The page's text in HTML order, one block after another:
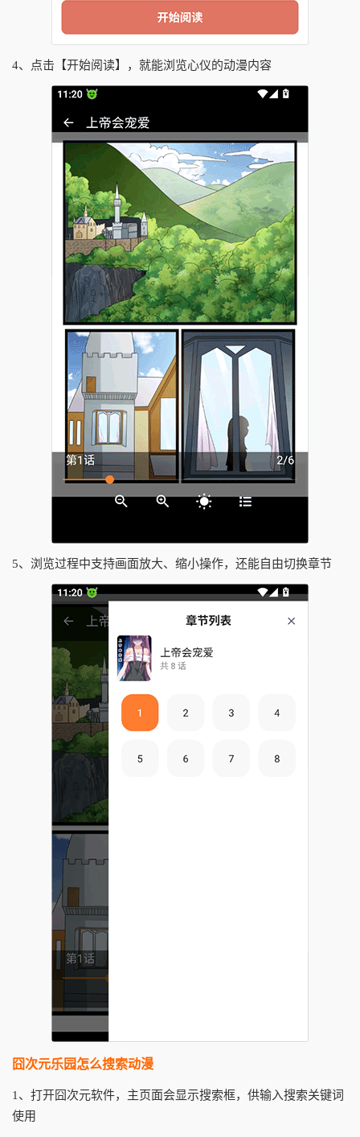
4、点击【开始阅读】，就能浏览心仪的动漫内容
5、浏览过程中支持画面放大、缩小操作，还能自由切换章节
囧次元乐园怎么搜索动漫
1、打开囧次元软件，主页面会显示搜索框，供输入搜索关键词
使用